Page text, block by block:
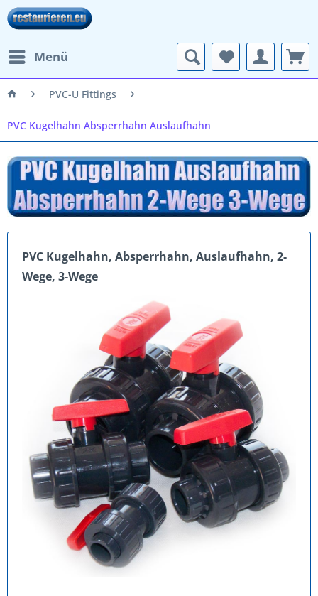
Menü
PVC-U Fittings
PVC Kugelhahn Absperrhahn Auslaufhahn
PVC Kugelhahn, Absperrhahn, Auslaufhahn, 2-
Wege, 3-Wege